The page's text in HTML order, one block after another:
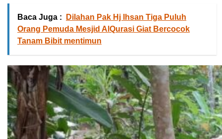
Baca Juga :
Dilahan Pak Hj Ihsan Tiga Puluh
Orang Pemuda Mesjid AlQurasi Giat Bercocok
Tanam Bibit mentimun